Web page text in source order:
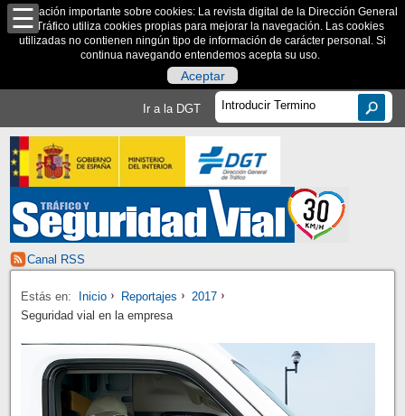
Información importante sobre cookies: La revista digital de la Dirección General
de Tráfico utiliza cookies propias para mejorar la navegación. Las cookies
utilizadas no contienen ningún tipo de información de carácter personal. Si
continua navegando entendemos acepta su uso.
Aceptar
Ir a la DGT
Canal RSS
Estás en: Inicio Reportajes
2017
Seguridad vial en la empresa